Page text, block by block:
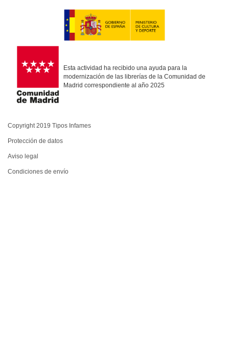
Esta actividad ha recibido una ayuda para la
modernización de las librerías de la Comunidad de
Madrid correspondiente al año 2025
Copyright 2019 Tipos Infames
Protección de datos
Aviso legal
Condiciones de envío